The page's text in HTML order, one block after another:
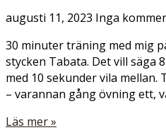
augusti 11, 2023 Inga
30 minuter träning med mig
stycken Tabata. Det vill säga
med 10 sekunder vila mellan.
– varannan gång övning ett,
Läs mer »